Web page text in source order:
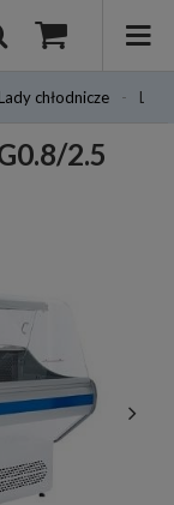
Lady chłodnicze
2.5